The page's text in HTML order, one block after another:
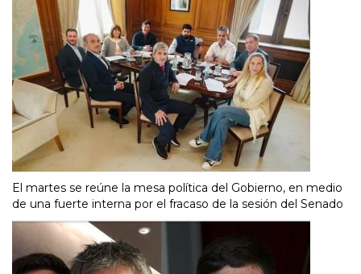
El martes se reúne la mesa política del Gobierno, en medio
de una fuerte interna por el fracaso de la sesión del Senado